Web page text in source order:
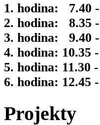
1. hodina: 7.40
2. hodina: 8.35
3. hodina: 9.40 -
4. hodina: 10.35
5. hodina: 11.30
6. hodina: 12.45
Projekty